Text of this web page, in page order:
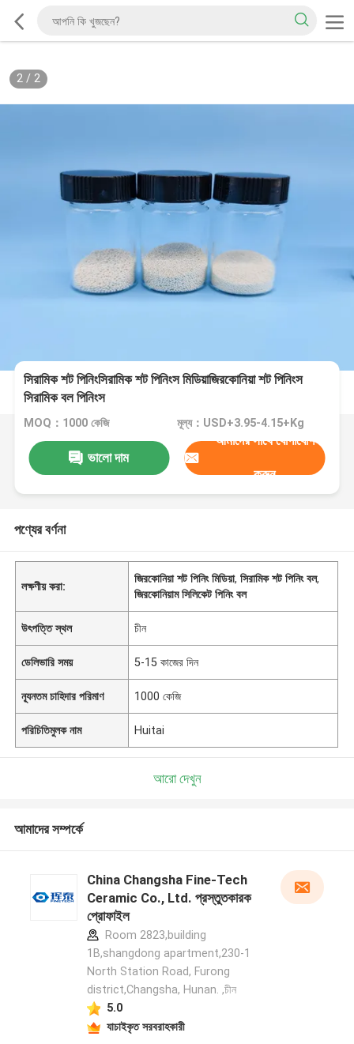
2/ 2
সিরামিক শট পিনিংসিরামিক শট পিনিংস মিডিয়াজিরকোনিয়া শট পিনিংস
সিরামিক বল পিনিংস
MOQ：1000 কেজি মূল্য：USD+3.95-4.15+Kg
ভালো দাম
আমাদের সাথে যোগাযোগ
করুন
পণ্যের বর্ণনা
লক্ষণীয় করা:
জিরকোনিয়া শট পিনিং মিডিয়া,সিরামিক শট পিনিং বল,
জিরকোনিয়াম সিলিকেট পিনিং বল
উৎপত্তি স্থল চীন
ডেলিভারি সময় 5-15 কাজের দিন
ন্যূনতম চাহিদার পরিমাণ 1000 কেজি
পরিচিতিমুলক নাম Huitai
আরো দেখুন
আমাদের সম্পর্কে
China Changsha Fine-Tech
Ceramic Co., Ltd. প্রস্তুতকারক
প্রোফাইল
Room 2823,building
1B,shangdong apartment,230-1
North Station Road, Furong
district,Changsha, Hunan. ,চীন
5.0
যাচাইকৃত সরবরাহকারী